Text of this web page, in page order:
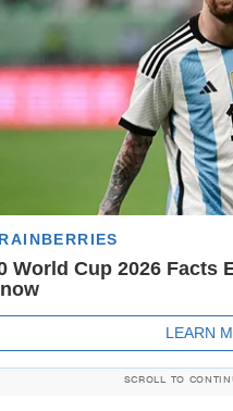
SCROLL TO